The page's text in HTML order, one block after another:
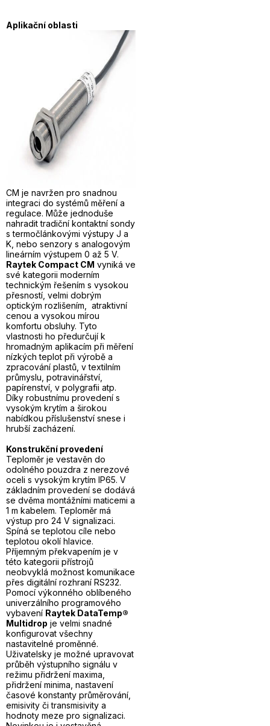
Aplikační oblasti
CM je navržen pro snadnou
integraci do systémů měření a
regulace. Může jednoduše
nahradit tradiční kontaktní sondy
s termočlánkovými výstupy J a
K, nebo senzory s analogovým
lineárním výstupem 0 až 5 V.
Raytek Compact CM vyniká ve
své kategorii moderním
technickým řešením s vysokou
přesností, velmi dobrým
optickým rozlišením, atraktivní
cenou a vysokou mírou
komfortu obsluhy. Tyto
vlastnosti ho předurčují k
hromadným aplikacím při měření
nízkých teplot při výrobě a
zpracování plastů, v textilním
průmyslu, potravinářství,
papírenství, v polygrafii atp.
Díky robustnímu provedení s
vysokým krytím a širokou
nabídkou příslušenství snese i
hrubší zacházení.
Konstrukční provedení
Teploměr je vestavěn do
odolného pouzdra z nerezové
oceli s vysokým krytím IP65. V
základním provedení se dodává
se dvěma montážními maticemi a
1 m kabelem. Teploměr má
výstup pro 24 V signalizaci.
Spíná se teplotou cíle nebo
teplotou okolí hlavice.
Příjemným překvapením je v
této kategorii přístrojů
neobvyklá možnost komunikace
přes digitální rozhraní RS232.
Pomocí výkonného oblíbeného
univerzálního programového
vybavení Raytek DataTemp®
Multidrop je velmi snadné
konfigurovat všechny
nastavitelné proměnné.
Uživatelsky je možné upravovat
průběh výstupního signálu v
režimu přidržení maxima,
přidržení minima, nastavení
časové konstanty průměrování,
emisivity či transmisivity a
hodnoty meze pro signalizaci.